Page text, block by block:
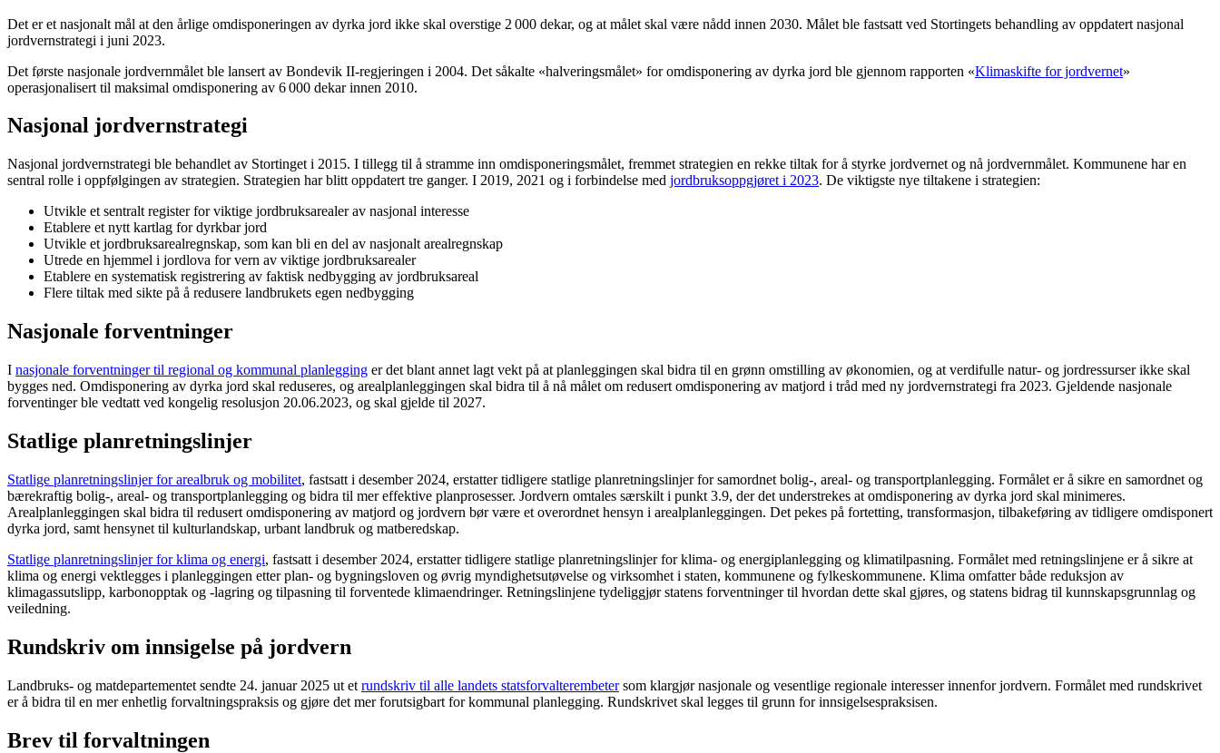
Det er et nasjonalt mål at den årlige omdisponeringen av dyrka jord ikke skal overstige 2 000 dekar, og at målet skal være nådd innen 2030. Målet ble fastsatt ved Stortingets behandling av oppdatert nasjonal
jordvernstrategi i juni 2023.
Det første nasjonale jordvernmålet ble lansert av Bondevik II-regjeringen i 2004. Det såkalte «halveringsmålet» for omdisponering av dyrka jord ble gjennom rapporten «Klimaskifte for jordvernet»
operasjonalisert til maksimal omdisponering av 6 000 dekar innen 2010.
Nasjonal jordvernstrategi
Nasjonal jordvernstrategi ble behandlet av Stortinget i 2015. I tillegg til å stramme inn omdisponeringsmålet, fremmet strategien en rekke tiltak for å styrke jordvernet og nå jordvernmålet. Kommunene har en
sentral rolle i oppfølgingen av strategien. Strategien har blitt oppdatert tre ganger. I 2019, 2021 og i forbindelse med jordbruksoppgjøret i 2023. De viktigste nye tiltakene i strategien:
Utvikle et sentralt register for viktige jordbruksarealer av nasjonal interesse
Etablere et nytt kartlag for dyrkbar jord
Utvikle et jordbruksarealregnskap, som kan bli en del av nasjonalt arealregnskap
Utrede en hjemmel i jordlova for vern av viktige jordbruksarealer
Etablere en systematisk registrering av faktisk nedbygging av jordbruksareal
Flere tiltak med sikte på å redusere landbrukets egen nedbygging
Nasjonale forventninger
I nasjonale forventninger til regional og kommunal planlegging er det blant annet lagt vekt på at planleggingen skal bidra til en grønn omstilling av økonomien, og at verdifulle natur- og jordressurser ikke skal
bygges ned. Omdisponering av dyrka jord skal reduseres, og arealplanleggingen skal bidra til å nå målet om redusert omdisponering av matjord i tråd med ny jordvernstrategi fra 2023. Gjeldende nasjonale
forventinger ble vedtatt ved kongelig resolusjon 20.06.2023, og skal gjelde til 2027.
Statlige planretningslinjer
Statlige planretningslinjer for arealbruk og mobilitet, fastsatt i desember 2024, erstatter tidligere statlige planretningslinjer for samordnet bolig-, areal- og transportplanlegging. Formålet er å sikre en samordnet og
bærekraftig bolig-, areal- og transportplanlegging og bidra til mer effektive planprosesser. Jordvern omtales særskilt i punkt 3.9, der det understrekes at omdisponering av dyrka jord skal minimeres.
Arealplanleggingen skal bidra til redusert omdisponering av matjord og jordvern bør være et overordnet hensyn i arealplanleggingen. Det pekes på fortetting, transformasjon, tilbakeføring av tidligere omdisponert
dyrka jord, samt hensynet til kulturlandskap, urbant landbruk og matberedskap.
Statlige planretningslinjer for klima og energi, fastsatt i desember 2024, erstatter tidligere statlige planretningslinjer for klima- og energiplanlegging og klimatilpasning. Formålet med retningslinjene er å sikre at
klima og energi vektlegges i planleggingen etter plan- og bygningsloven og øvrig myndighetsutøvelse og virksomhet i staten, kommunene og fylkeskommunene. Klima omfatter både reduksjon av
klimagassutslipp, karbonopptak og -lagring og tilpasning til forventede klimaendringer. Retningslinjene tydeliggjør statens forventninger til hvordan dette skal gjøres, og statens bidrag til kunnskapsgrunnlag og
veiledning.
Rundskriv om innsigelse på jordvern
Landbruks- og matdepartementet sendte 24. januar 2025 ut et rundskriv til alle landets statsforvalterembetersom klargjør nasjonale og vesentlige regionale interesser innenfor jordvern. Formålet med rundskrivet
er å bidra til en mer enhetlig forvaltningspraksis og gjøre det mer forutsigbart for kommunal planlegging. Rundskrivet skal legges til grunn for innsigelsespraksisen.
Brev til forvaltningen